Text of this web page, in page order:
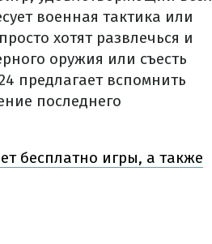
военная тактика или
хотят развлечься и
оружия или съесть
предлагает вспомнить
последнего
бесплатно игры, а также